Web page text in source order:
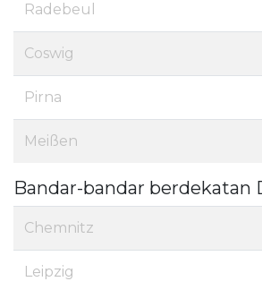
Radebeul
Coswig
Pirna
Meißen
Bandar-bandar berdekatan
Chemnitz
Leipzig